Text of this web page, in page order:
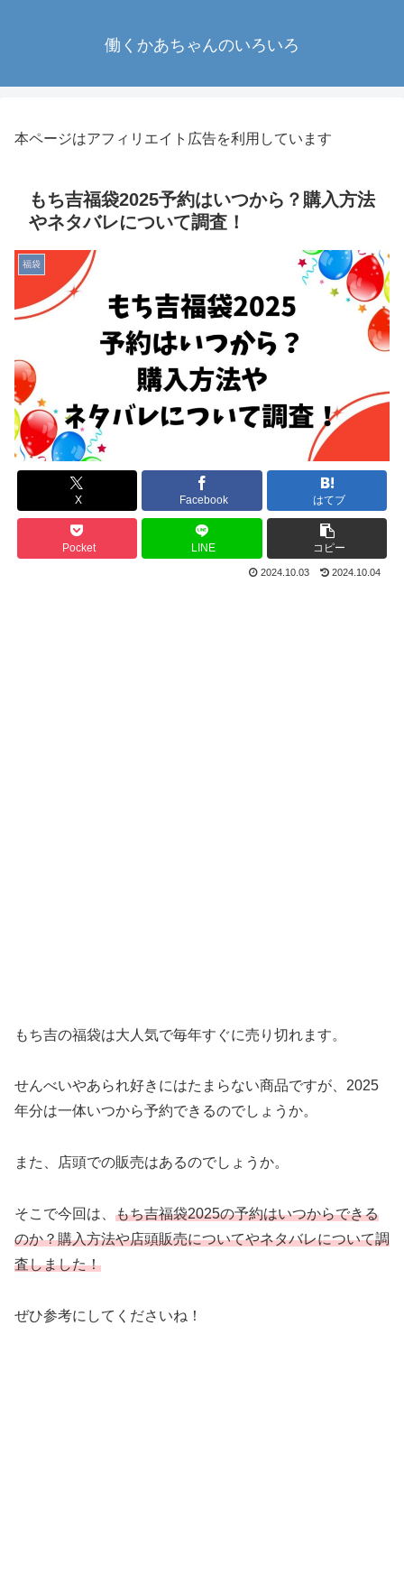
働くかあちゃんのいろいろ
本ページはアフィリエイト広告を利用しています
もち吉福袋2025予約はいつから？購入方法
やネタバレについて調査！
福袋
X Facebook はてブ
Pocket LINE コピー
2024.10.03 2024.10.04
もち吉の福袋は大人気で毎年すぐに売り切れます。
せんべいやあられ好きにはたまらない商品ですが、2025
年分は一体いつから予約できるのでしょうか。
また、店頭での販売はあるのでしょうか。
そこで今回は、 もち吉福袋2025の予約はいつからできる
のか？購入方法や店頭販売についてやネタバレについて調
査しました！
ぜひ参考にしてくださいね！